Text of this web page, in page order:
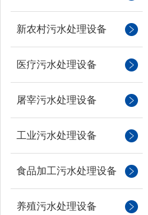
新农村污水处理设备
医疗污水处理设备
屠宰污水处理设备
工业污水处理设备
食品加工污水处理设备
养殖污水处理设备